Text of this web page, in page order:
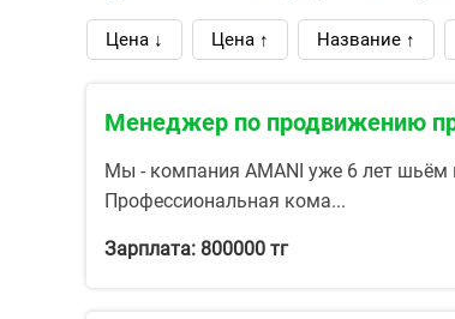
Цена ↓ Цена ↑ Название ↑
Менеджер по продвижению
Мы - компания AMANI уже 6 лет шьём
Профессиональная кома...
Зарплата: 800000 тг